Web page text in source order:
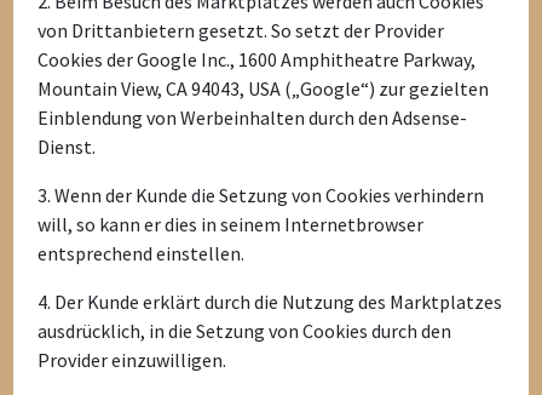
von Drittanbietern gesetzt. So setzt der Provider
Cookies der Google Inc., 1600 Amphitheatre Parkway,
Mountain View, CA 94043, USA („Google“) zur gezielten
Einblendung von Werbeinhalten durch den Adsense-
Dienst.
3. Wenn der Kunde die Setzung von Cookies verhindern
will, so kann er dies in seinem Internetbrowser
entsprechend einstellen.
4. Der Kunde erklärt durch die Nutzung des Marktplatzes
ausdrücklich, in die Setzung von Cookies durch den
Provider einzuwilligen.